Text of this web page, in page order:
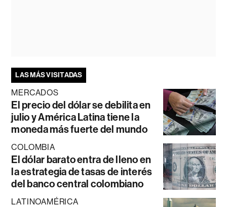
LAS MÁS VISITADAS
MERCADOS
El precio del dólar se debilita en
julio y América Latina tiene la
moneda más fuerte del mundo
COLOMBIA
El dólar barato entra de lleno en
la estrategia de tasas de interés
del banco central colombiano
LATINOAMÉRICA